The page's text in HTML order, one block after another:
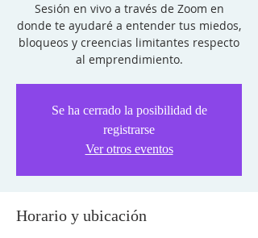
Sesión en vivo a través de Zoom en
donde te ayudaré a entender tus miedos,
bloqueos y creencias limitantes respecto
al emprendimiento.
Se ha cerrado la posibilidad de
registrarse
Ver otros eventos
Horario y ubicación